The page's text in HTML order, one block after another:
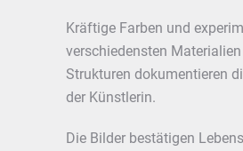
Kräftige Farben und
verschiedensten
Strukturen dokumentieren
der Künstlerin.
Die Bilder bestätigen